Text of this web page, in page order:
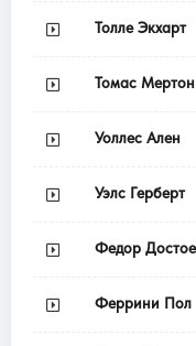
Толле Экхарт
Томас Мертон
Уоллес Ален
Уэлс Герберт
Федор
Феррини Пол